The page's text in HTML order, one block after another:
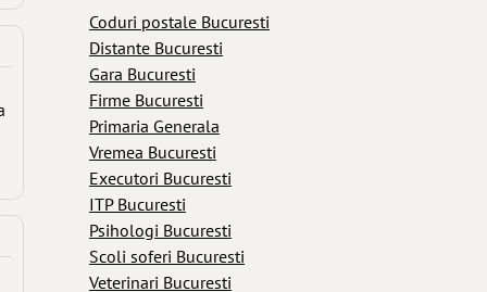
Coduri postale Bucuresti
Distante Bucuresti
Gara Bucuresti
Firme Bucuresti
Primaria Generala
Vremea Bucuresti
Executori Bucuresti
ITP Bucuresti
Psihologi Bucuresti
Scoli soferi Bucuresti
Veterinari Bucuresti